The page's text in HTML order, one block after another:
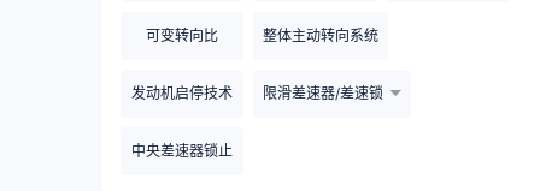
可变转向比 整体主动转向系统
发动机启停技术 限滑差速器/差速锁
中央差速器锁止